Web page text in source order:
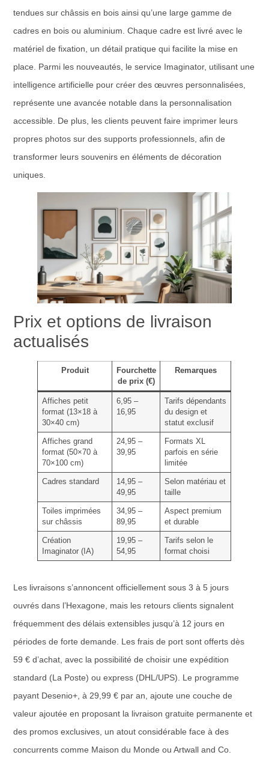
tendues sur châssis en bois ainsi qu’une large gamme de
cadres en bois ou aluminium. Chaque cadre est livré avec le
matériel de fixation, un détail pratique qui facilite la mise en
place. Parmi les nouveautés, le service Imaginator, utilisant une
intelligence artificielle pour créer des œuvres personnalisées,
représente une avancée notable dans la personnalisation
accessible. De plus, les clients peuvent faire imprimer leurs
propres photos sur des supports professionnels, aﬁn de
transformer leurs souvenirs en éléments de décoration
uniques.
Prix et options de livraison
actualisés
Produit
Fourchette
de prix (€)
Remarques
Affiches petit
format (13×18 à
30×40 cm)
6,95 –
16,95
Tarifs dépendants
du design et
statut exclusif
Affiches grand
format (50×70 à
70×100 cm)
24,95 –
39,95
Formats XL
parfois en série
limitée
Cadres standard
14,95 –
49,95
Selon matériau et
taille
Toiles imprimées
sur châssis
34,95 –
89,95
Aspect premium
et durable
Création
Imaginator (IA)
19,95 –
54,95
Tarifs selon le
format choisi
Les livraisons s’annoncent officiellement sous 3 à 5 jours
ouvrés dans l’Hexagone, mais les retours clients signalent
fréquemment des délais extensibles jusqu’à 12 jours en
périodes de forte demande. Les frais de port sont offerts dès
59 € d’achat, avec la possibilité de choisir une expédition
standard (La Poste) ou express (DHL/UPS). Le programme
payant Desenio+, à 29,99 € par an, ajoute une couche de
valeur ajoutée en proposant la livraison gratuite permanente et
des promos exclusives, un atout considérable face à des
concurrents comme Maison du Monde ou Artwall and Co.